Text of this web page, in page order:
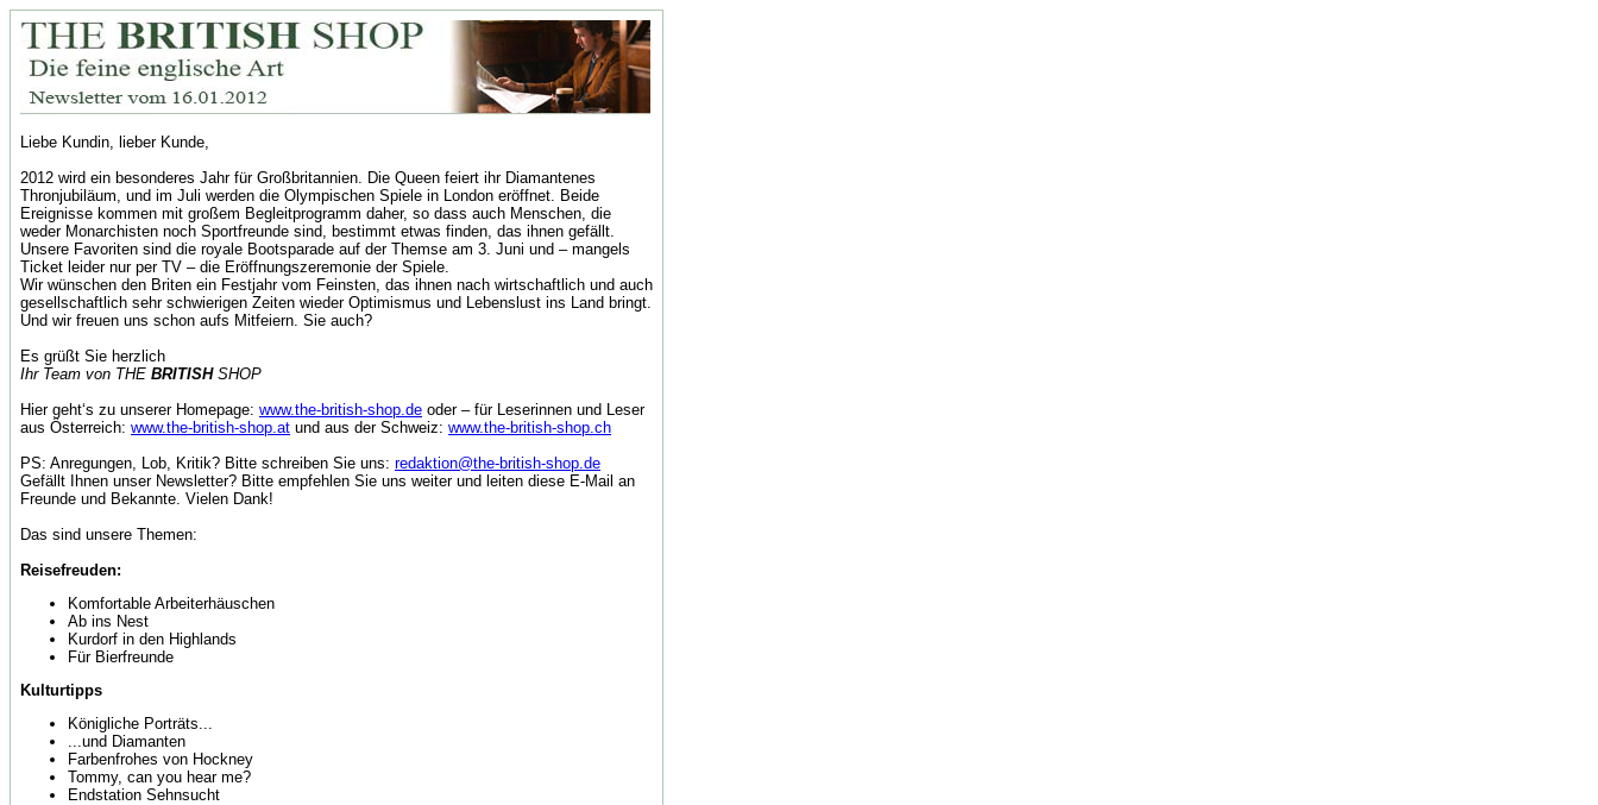
Liebe Kundin, lieber Kunde,
2012 wird ein besonderes Jahr für Großbritannien. Die Queen feiert ihr Diamantenes
Thronjubiläum, und im Juli werden die Olympischen Spiele in London eröffnet. Beide
Ereignisse kommen mit großem Begleitprogramm daher, so dass auch Menschen, die
weder Monarchisten noch Sportfreunde sind, bestimmt etwas finden, das ihnen gefällt.
Unsere Favoriten sind die royale Bootsparade auf der Themse am 3. Juni und – mangels
Ticket leider nur per TV – die Eröffnungszeremonie der Spiele.
Wir wünschen den Briten ein Festjahr vom Feinsten, das ihnen nach wirtschaftlich und auch
gesellschaftlich sehr schwierigen Zeiten wieder Optimismus und Lebenslust ins Land bringt.
Und wir freuen uns schon aufs Mitfeiern. Sie auch?
Es grüßt Sie herzlich
Ihr Team von THE BRITISHSHOP
Hier geht‘s zu unserer Homepage: www.the-british-shop.de oder – für Leserinnen und Leser
aus Österreich: www.the-british-shop.at und aus der Schweiz: www.the-british-shop.ch
PS: Anregungen, Lob, Kritik? Bitte schreiben Sie uns: redaktion@the-british-shop.de
Gefällt Ihnen unser Newsletter? Bitte empfehlen Sie uns weiter und leiten diese E-Mail an
Freunde und Bekannte. Vielen Dank!
Das sind unsere Themen:
Reisefreuden:
Komfortable Arbeiterhäuschen
Ab ins Nest
Kurdorf in den Highlands
Für Bierfreunde
Kulturtipps
Königliche Porträts...
...und Diamanten
Farbenfrohes von Hockney
Tommy, can you hear me?
Endstation Sehnsucht